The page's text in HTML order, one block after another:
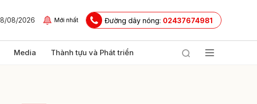
08/2026 Mới nhất Đường dây nóng: 02437674981
Media Thành tựu và Phát triển